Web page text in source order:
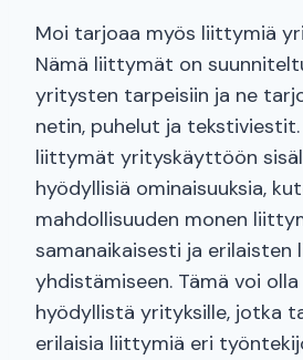
Moi tarjoaa myös liittymiä
Nämä liittymät on
yritysten tarpeisiin ja ne
netin, puhelut ja tekstiviestit.
liittymät yrityskäyttöön
hyödyllisiä ominaisuuksia,
mahdollisuuden monen
samanaikaisesti ja
yhdistämiseen. Tämä voi
hyödyllistä yrityksille, jotka
erilaisia liittymiä eri